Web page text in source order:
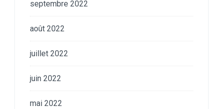
septembre 2022
août 2022
juillet 2022
juin 2022
mai 2022